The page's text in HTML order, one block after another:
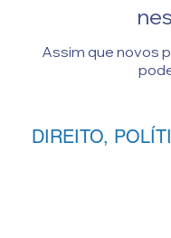
DIREITO,
Assim que novos